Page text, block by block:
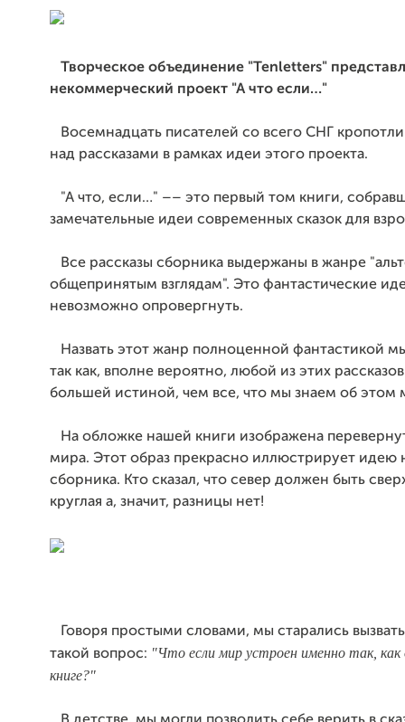
Творческое объединение "Tenletters"
некоммерческий проект "А что если…"
Восемнадцать писателей со всего СНГ
над рассказами в рамках идеи этого проекта.
"А что, если…" –– это первый том книги,
замечательные идеи современных сказок для
Все рассказы сборника выдержаны в жанре
общепринятым взглядам". Это фантастические
невозможно опровергнуть.
Назвать этот жанр полноценной фантастикой
так как, вполне вероятно, любой из этих рассказов
большей истиной, чем все, что мы знаем об этом
На обложке нашей книги изображена
мира. Этот образ прекрасно иллюстрирует идею
сборника. Кто сказал, что север должен быть
круглая а, значит, разницы нет!
Говоря простыми словами, мы старались вызвать
такой вопрос: "Что если мир устроен именно так, как
книге?"